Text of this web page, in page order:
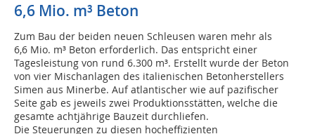
6,6 Mio. m³ Beton
Zum Bau der beiden neuen Schleusen waren mehr als
6,6 Mio. m³ Beton erforderlich. Das entspricht einer
Tagesleistung von rund 6.300 m³. Erstellt wurde der Beton
von vier Mischanlagen des italienischen Betonherstellers
Simen aus Minerbe. Auf atlantischer wie auf pazifischer
Seite gab es jeweils zwei Produktionsstätten, welche die
gesamte achtjährige Bauzeit durchliefen.
Die Steuerungen zu diesen hocheffizienten